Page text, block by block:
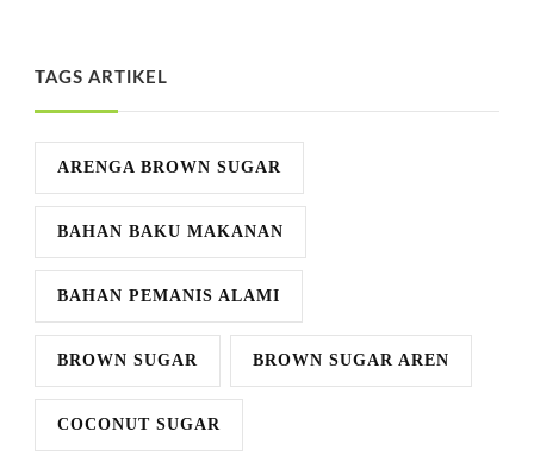
TAGS ARTIKEL
ARENGA BROWN SUGAR
BAHAN BAKU MAKANAN
BAHAN PEMANIS ALAMI
BROWN SUGAR BROWN SUGAR AREN
COCONUT SUGAR